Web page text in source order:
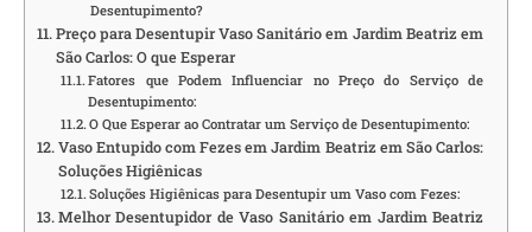
Desentupimento?
Preço para Desentupir Vaso Sanitário em Jardim Beatriz em
São Carlos: O que Esperar
Fatores que Podem Influenciar no Preço do Serviço de
Desentupimento:
O Que Esperar ao Contratar um Serviço de Desentupimento:
Vaso Entupido com Fezes em Jardim Beatriz em São Carlos:
Soluções Higiênicas
Soluções Higiênicas para Desentupir um Vaso com Fezes:
Melhor Desentupidor de Vaso Sanitário em Jardim Beatriz